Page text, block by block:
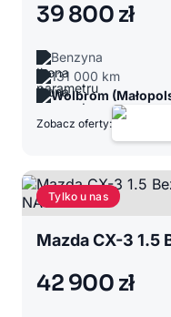
39 800 zł
Benzyna
131 000 km
Wolbrom
Zobacz oferty:
Tylko u nas
42 900 zł